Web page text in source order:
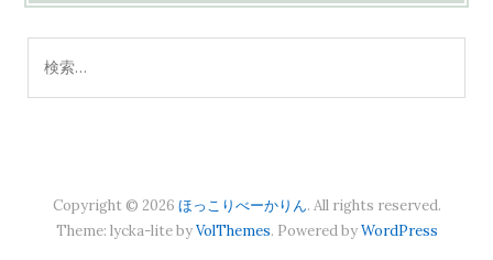
Copyright © 2026 ほっこりべーかりん. All rights reserved.
Theme: lycka-lite byVolThemes. Powered byWordPress